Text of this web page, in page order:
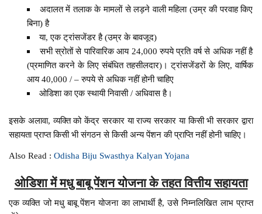
अदालत में तलाक के मामलों से लड़ने वाली महिला (उम्र की परवाह किए
बिना) है
या, एक ट्रांसजेंडर है (उम्र के बावजूद)
सभी स्रोतों से पारिवारिक आय 24,000 रुपये प्रति वर्ष से अधिक नहीं है
(प्रमाणित करने के लिए संबंधित तहसीलदार)। ट्रांसजेंडरों के लिए, वार्षिक
आय 40,000 / – रुपये से अधिक नहीं होनी चाहिए
ओडिशा का एक स्थायी निवासी / अधिवास है।
इसके अलावा, व्यक्ति को केंद्र सरकार या राज्य सरकार या किसी भी सरकार द्वारा
सहायता प्राप्त किसी भी संगठन से किसी अन्य पेंशन की प्राप्ति नहीं होनी चाहिए।
Also Read :Odisha Biju Swasthya Kalyan Yojana
ओडिशा में मधु बाबू पेंशन योजना के तहत वित्तीय सहायता
एक व्यक्ति जो मधु बाबू पेंशन योजना का लाभार्थी है, उसे निम्नलिखित लाभ प्राप्त